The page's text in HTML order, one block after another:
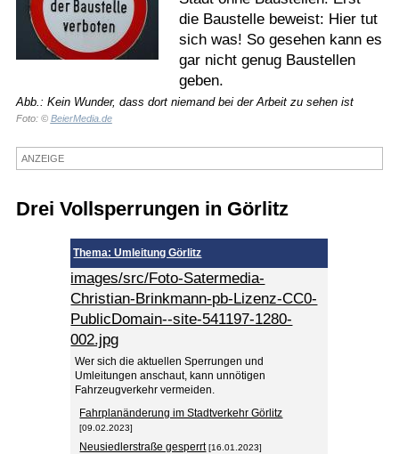
Verkehr
Gesundheit
Sport
Kostenlos
die Baustelle beweist: Hier tut
sich was! So gesehen kann es
gar nicht genug Baustellen
geben.
Abb.: Kein Wunder, dass dort niemand bei der Arbeit zu sehen ist
Foto: © BeierMedia.de
ANZEIGE
Drei Vollsperrungen in Görlitz
Thema: Umleitung Görlitz
images/src/Foto-Satermedia-
Christian-Brinkmann-pb-Lizenz-CC0-
PublicDomain--site-541197-1280-
002.jpg
Wer sich die aktuellen Sperrungen und
Umleitungen anschaut, kann unnötigen
Fahrzeugverkehr vermeiden.
Fahrplanänderung im Stadtverkehr Görlitz
[09.02.2023]
Neusiedlerstraße gesperrt [16.01.2023]